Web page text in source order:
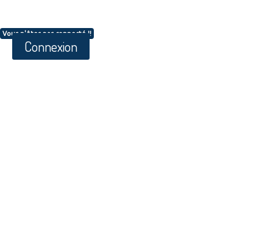
Vous n'êtes pas connecté !!
Connexion